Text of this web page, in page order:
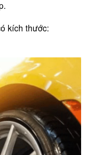
kích thước: